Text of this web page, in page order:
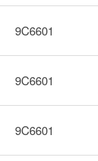
9C6601
9C6601
9C6601